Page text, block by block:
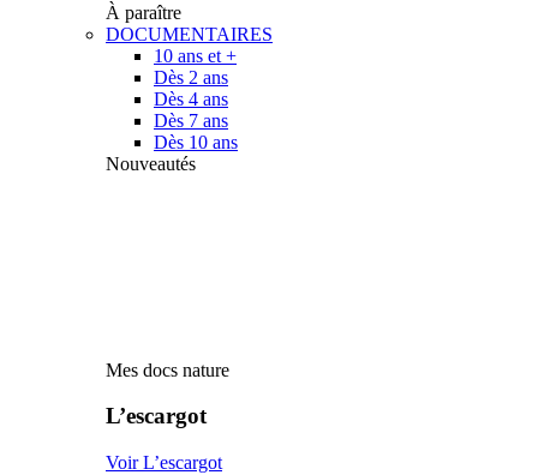
À paraître
DOCUMENTAIRES
10 ans et +
Dès 2 ans
Dès 4 ans
Dès 7 ans
Dès 10 ans
Nouveautés
Mes docs nature
L’escargot
Voir L’escargot